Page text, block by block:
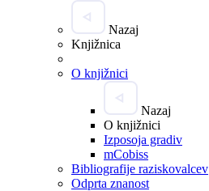
Nazaj
Knjižnica
O knjižnici
Nazaj
O knjižnici
Izposoja gradiv
mCobiss
Bibliografije raziskovalcev
Odprta znanost